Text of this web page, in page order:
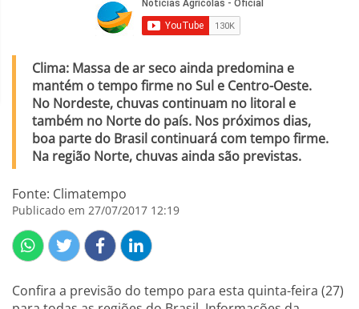
Clima: Massa de ar seco ainda predomina e
mantém o tempo firme no Sul e Centro-Oeste.
No Nordeste, chuvas continuam no litoral e
também no Norte do país. Nos próximos dias,
boa parte do Brasil continuará com tempo firme.
Na região Norte, chuvas ainda são previstas.
Fonte: Climatempo
Publicado em 27/07/2017 12:19
Confira a previsão do tempo para esta quinta-feira (27)